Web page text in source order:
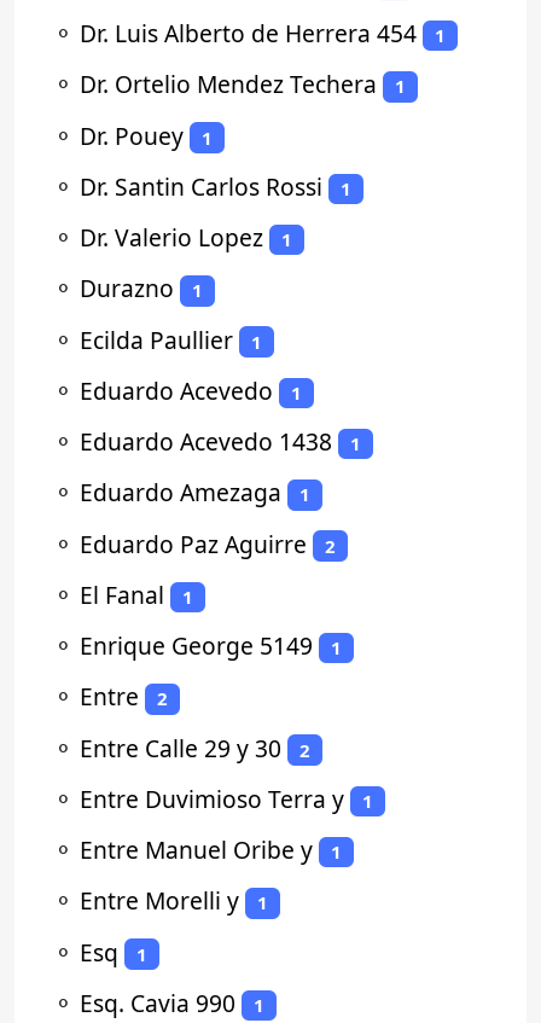
⚬ Dr. Luis Alberto de Herrera 454 1
⚬ Dr. Ortelio Mendez Techera 1
⚬ Dr. Pouey 1
⚬ Dr. Santin Carlos Rossi 1
⚬ Dr. Valerio Lopez 1
⚬ Durazno 1
⚬ Ecilda Paullier 1
⚬ Eduardo Acevedo 1
⚬ Eduardo Acevedo 1438 1
⚬ Eduardo Amezaga 1
⚬ Eduardo Paz Aguirre 2
⚬ El Fanal 1
⚬ Enrique George 5149 1
⚬ Entre 2
⚬ Entre Calle 29 y 30 2
⚬ Entre Duvimioso Terra y 1
⚬ Entre Manuel Oribe y 1
⚬ Entre Morelli y 1
⚬ Esq 1
⚬ Esq. Cavia 990 1